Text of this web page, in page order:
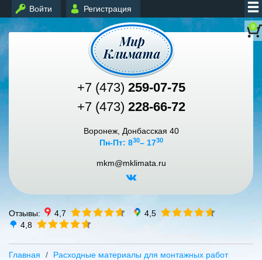
Войти Регистрация
0
+7 (473) 259-07-75
+7 (473) 228-66-72
Воронеж, Донбасская 40
Пн-Пт: 830– 1730
mkm@mklimata.ru
Отзывы: 4,7
4,5
4,8
Главная
Расходные материалы для монтажных работ